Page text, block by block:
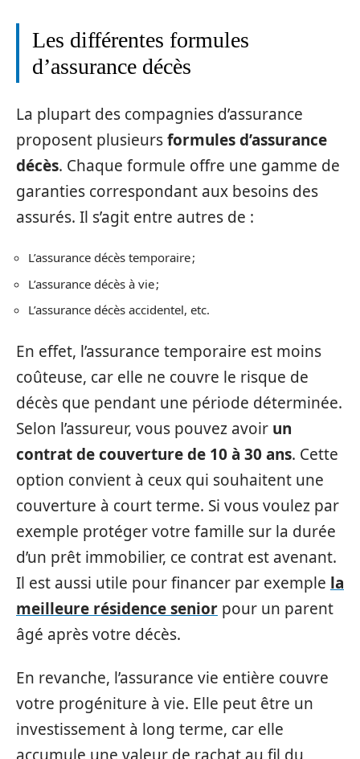
Les différentes formules
d’assurance décès
La plupart des compagnies d’assurance
proposent plusieursformules d’assurance
décès. Chaque formule offre une gamme de
garanties correspondant aux besoins des
assurés. Il s’agit entre autres de :
L’assurance décès temporaire ;
L’assurance décès à vie ;
L’assurance décès accidentel, etc.
En effet, l’assurance temporaire est moins
coûteuse, car elle ne couvre le risque de
décès que pendant une période déterminée.
Selon l’assureur, vous pouvez avoir un
contrat de couverture de 10 à 30 ans. Cette
option convient à ceux qui souhaitent une
couverture à court terme. Si vous voulez par
exemple protéger votre famille sur la durée
d’un prêt immobilier, ce contrat est avenant.
Il est aussi utile pour financer par exemple la
meilleure résidence senior pour un parent
âgé après votre décès.
En revanche, l’assurance vie entière couvre
votre progéniture à vie. Elle peut être un
investissement à long terme, car elle